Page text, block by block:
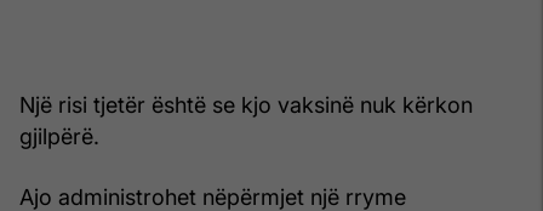
Një risi tjetër është se kjo vaksinë nuk kërkon
gjilpërë.
Ajo administrohet nëpërmjet një rryme